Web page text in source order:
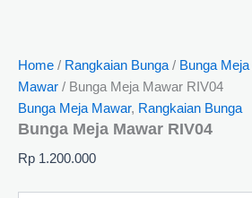
Home / Rangkaian Bunga / Bunga Meja
Mawar / Bunga Meja Mawar RIV04
Bunga Meja Mawar, Rangkaian Bunga
Bunga Meja Mawar RIV04
Rp 1.200.000